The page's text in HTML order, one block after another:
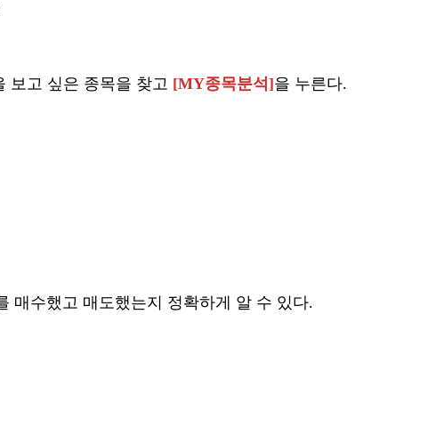
보고 싶은 종목을 찾고 [MY종목분석]을 누른다.
매수했고 매도했는지 정확하게 알 수 있다.